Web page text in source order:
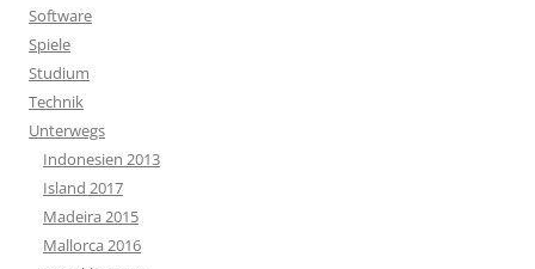
Software
Spiele
Studium
Technik
Unterwegs
Indonesien 2013
Island 2017
Madeira 2015
Mallorca 2016